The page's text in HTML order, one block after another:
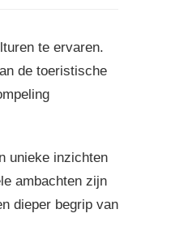
te ervaren.
de toeristische
unieke inzichten
ambachten zijn
dieper begrip van